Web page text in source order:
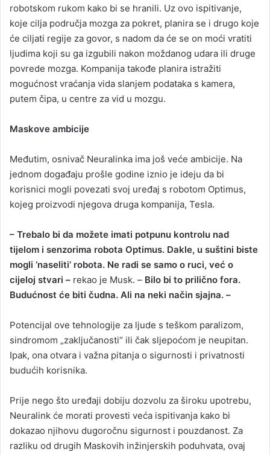
robotskom rukom kako bi se hranili. Uz ovo ispitivanje,
koje cilja područja mozga za pokret, planira se i drugo koje
će ciljati regije za govor, s nadom da će se on moći vratiti
ljudima koji su ga izgubili nakon moždanog udara ili druge
povrede mozga. Kompanija takođe planira istražiti
mogućnost vraćanja vida slanjem podataka s kamera,
putem čipa, u centre za vid u mozgu.
Maskove ambicije
Međutim, osnivač Neuralinka ima još veće ambicije. Na
jednom događaju prošle godine iznio je ideju da bi
korisnici mogli povezati svoj uređaj s robotom Optimus,
kojeg proizvodi njegova druga kompanija, Tesla.
– Trebalo bi da možete imati potpunu kontrolu nad
tijelom i senzorima robota Optimus. Dakle, u suštini biste
mogli ‘naseliti’ robota. Ne radi se samo o ruci, već o
cijeloj stvari – rekao je Musk. – Bilo bi to prilično fora.
Budućnost će biti čudna. Ali na neki način sjajna. –
Potencijal ove tehnologije za ljude s teškom paralizom,
sindromom „zaključanosti“ ili čak sljepoćom je neupitan.
Ipak, ona otvara i važna pitanja o sigurnosti i privatnosti
budućih korisnika.
Prije nego što uređaji dobiju dozvolu za široku upotrebu,
Neuralink će morati provesti veća ispitivanja kako bi
dokazao njihovu dugoročnu sigurnost i pouzdanost. Za
razliku od drugih Maskovih inžinjerskih poduhvata, ovaj